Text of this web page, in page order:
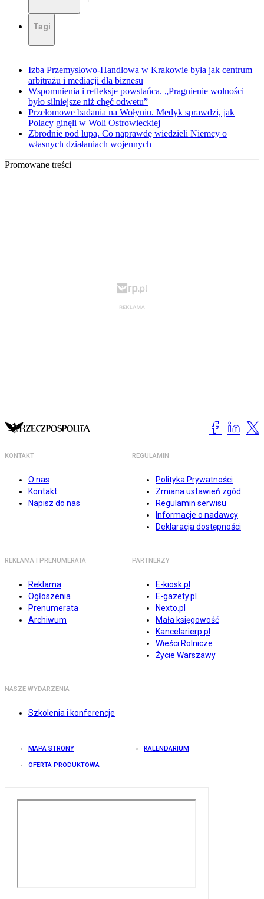
Tagi
Izba Przemysłowo-Handlowa w Krakowie była jak centrum
arbitrażu i mediacji dla biznesu
Wspomnienia i refleksje powstańca. „Pragnienie wolności
było silniejsze niż chęć odwetu”
Przełomowe badania na Wołyniu. Medyk sprawdzi, jak
Polacy ginęli w Woli Ostrowieckiej
Zbrodnie pod lupą. Co naprawdę wiedzieli Niemcy o
własnych działaniach wojennych
Promowane treści
KONTAKT
O nas
Kontakt
Napisz do nas
REGULAMIN
Polityka Prywatności
Zmiana ustawień zgód
Regulamin serwisu
Informacje o nadawcy
Deklaracja dostępności
REKLAMA I PRENUMERATA
Reklama
Ogłoszenia
Prenumerata
Archiwum
PARTNERZY
E-kiosk.pl
E-gazety.pl
Nexto.pl
Mała księgowość
Kancelarierp.pl
Wieści Rolnicze
Życie Warszawy
NASZE WYDARZENIA
Szkolenia i konferencje
MAPA STRONY KALENDARIUM
OFERTA PRODUKTOWA